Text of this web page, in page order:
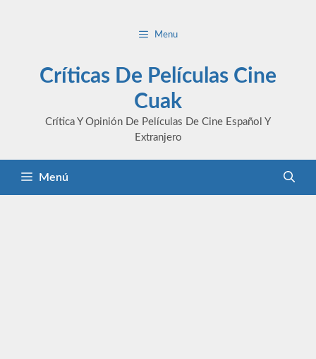
Menu
Críticas De Películas Cine
Cuak
Crítica Y Opinión De Películas De Cine Español Y
Extranjero
Menú